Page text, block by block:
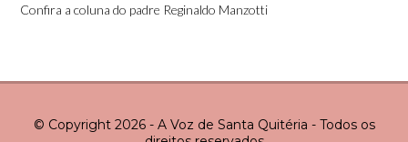
Confira a coluna do padre Reginaldo Manzotti
© Copyright 2026 - A Voz de Santa Quitéria - Todos os